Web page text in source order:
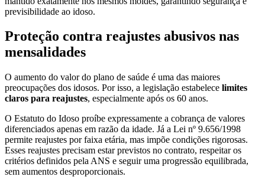
previsibilidade ao idoso.
Proteção contra reajustes abusivos nas
mensalidades
O aumento do valor do plano de saúde é uma das maiores
preocupações dos idosos. Por isso, a legislação estabelece limites
claros para reajustes, especialmente após os 60 anos.
O Estatuto do Idoso proíbe expressamente a cobrança de valores
diferenciados apenas em razão da idade. Já a Lei nº 9.656/1998
permite reajustes por faixa etária, mas impõe condições rigorosas.
Esses reajustes precisam estar previstos no contrato, respeitar os
critérios definidos pela ANS e seguir uma progressão equilibrada,
sem aumentos desproporcionais.